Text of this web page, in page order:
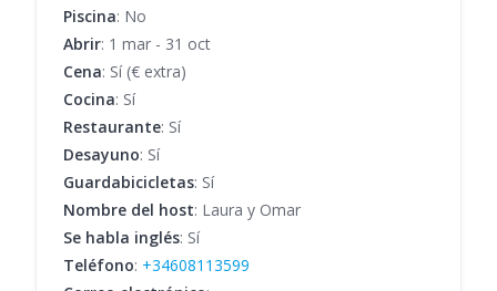
Piscina: No
Abrir: 1 mar - 31 oct
Cena: Sí (€ extra)
Cocina: Sí
Restaurante: Sí
Desayuno: Sí
Guardabicicletas: Sí
Nombre del host: Laura y Omar
Se habla inglés: Sí
Teléfono: +34608113599